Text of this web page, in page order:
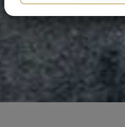
MARKNADSFÖRING